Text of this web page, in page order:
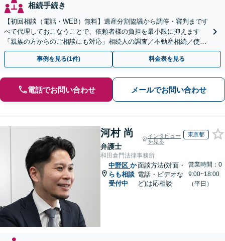
相続手続き
【初回相談（電話・WEB）無料】遺産分割協議から調停・審判まです
べて代理しておこなうことで、依頼者様の負担を最小限に抑えます
「親族の方からのご相談にも対応」相続人の調査／不動産相続／使い
込み【東京都在住以外の方も対応】
事例を見る(1件) 料金表を見る
電話でお問い合わせ メールでお問い合わせ
河村 尚
弁護士
インタビュー
を見る
東京都
和田倉門法律事務所
中野区 か
らも相談
受付中
面談方法(対面・
電話・ビデオな
ど)は応相談
営業時間：0
9:00~18:00
（平日）